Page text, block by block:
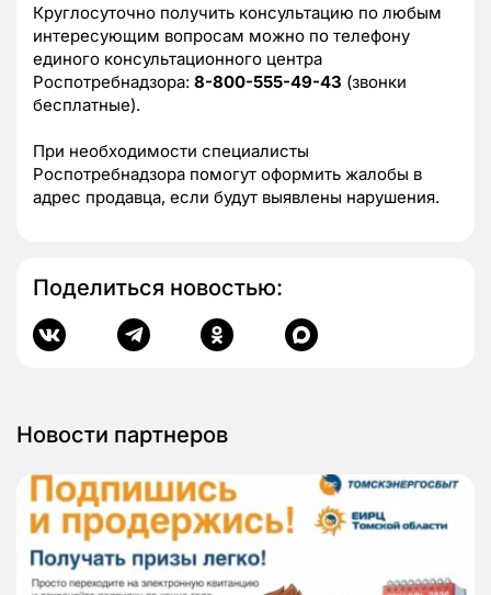
Круглосуточно получить консультацию по любым
интересующим вопросам можно по телефону
единого консультационного центра
Роспотребнадзора: 8-800-555-49-43 (звонки
бесплатные).
При необходимости специалисты
Роспотребнадзора помогут оформить жалобы в
адрес продавца, если будут выявлены нарушения.
Поделиться новостью:
Новости партнеров